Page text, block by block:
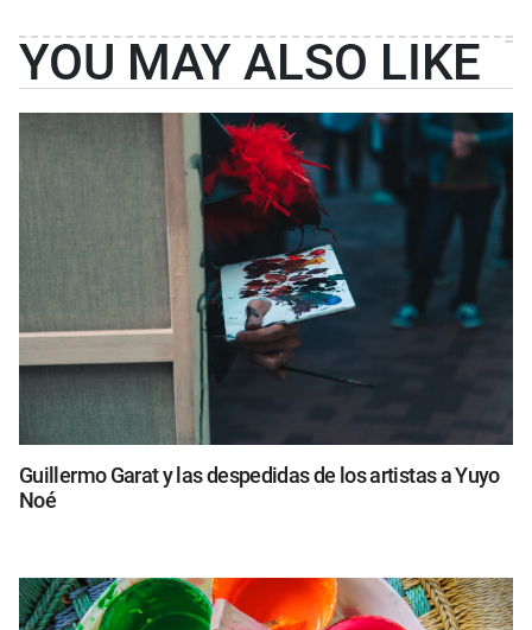
YOU MAY ALSO LIKE
Guillermo Garat y las despedidas de los artistas a Yuyo
Noé